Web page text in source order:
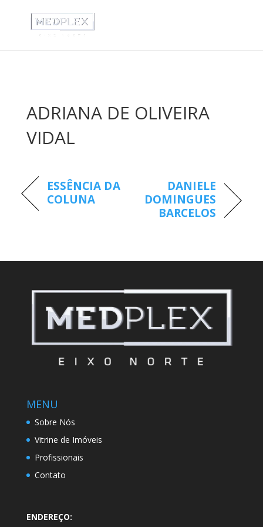
ADRIANA DE OLIVEIRA
VIDAL
ESSÊNCIA DA
COLUNA
DANIELE
DOMINGUES
BARCELOS
MENU
Sobre Nós
Vitrine de Imóveis
Profissionais
Contato
ENDEREÇO: